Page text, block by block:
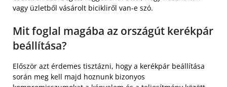
vagy üzletből vásárolt bicikliről van-e szó.
Mit foglal magába az országút kerékpár
beállítása?
Először azt érdemes tisztázni, hogy a kerékpár beállítása
során meg kell majd hoznunk bizonyos